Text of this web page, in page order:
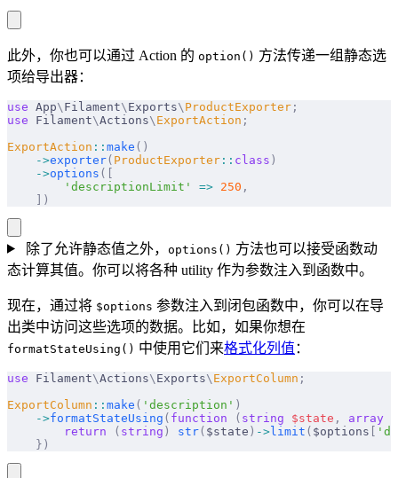
此外，你也可以通过 Action 的 option() 方法传递一组静态选
项给导出器：
use App\ Filament\ Exports\ ProductExporter ;
use Filament\Actions\ ExportAction ;
ExportAction :: make ()
    ->
exporter( ProductExporter :: class )
    ->
options ([
        'descriptionLimit'
=> 250 ,
    ])
除了允许静态值之外， options() 方法也可以接受函数动
态计算其值。你可以将各种 utility 作为参数注入到函数中。
现在，通过将 $options 参数注入到闭包函数中，你可以在导
出类中访问这些选项的数据。比如，如果你想在
formatStateUsing() 中使用它们来格式化列值 ：
use Filament\Actions\ Exports\ ExportColumn ;
ExportColumn :: make ( 'description' )
    ->
formatStateUsing ( function ( string $state , array
        return
( string ) str( $state ) ->limit ( $options
    })